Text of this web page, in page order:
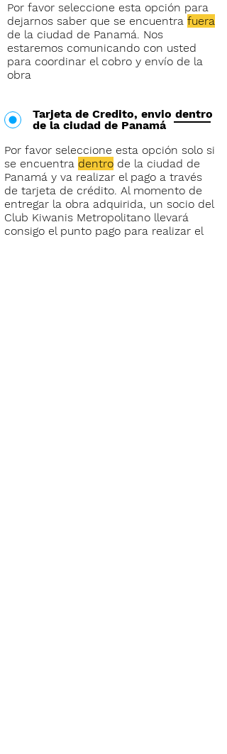
Por favor seleccione esta opción para
dejarnos saber que se encuentra fuera
de la ciudad de Panamá. Nos
estaremos comunicando con usted
para coordinar el cobro y envío de la
obra
Tarjeta de Credito, envio dentro
de la ciudad de Panamá
Por favor seleccione esta opción solo si
se encuentra dentro de la ciudad de
Panamá y va realizar el pago a través
de tarjeta de crédito. Al momento de
entregar la obra adquirid​a, un socio del
Club Kiwanis Metropolitano llevará
consigo el punto pago para realizar el